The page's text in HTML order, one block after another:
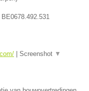
BE0678.492.531
Screenshot ▼